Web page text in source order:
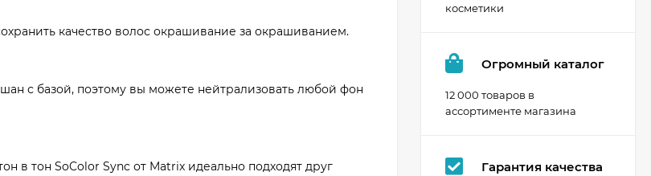
качество волос окрашивание за окрашиванием.
с базой, поэтому вы можете нейтрализовать любой фон
в тон SoColor Sync от Matrix идеально подходят друг
косметики
Огромный каталог
12 000 товаров в
ассортименте магазина
Гарантия качества